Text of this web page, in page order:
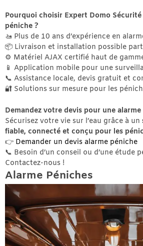
Pourquoi choisir Expert Domo
péniche ?
🚤 Plus de 10 ans d’expérience en
📦 Livraison et installation possible
⚙️ Matériel AJAX certifié haut de
📱 Application mobile pour une
📞 Assistance locale, devis gratuit et
🔐 Solutions sur mesure pour les
Demandez votre devis pour une
Sécurisez votre vie sur l’eau grâce à un
fiable, connecté et conçu pour les
👉 Demander un devis alarme péniche
📞 Besoin d’un conseil ou d’une étude
Contactez-nous !
Alarme Péniches